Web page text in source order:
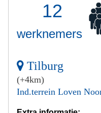
12
werknemers
Tilburg
(+4km)
Ind.terrein Loven